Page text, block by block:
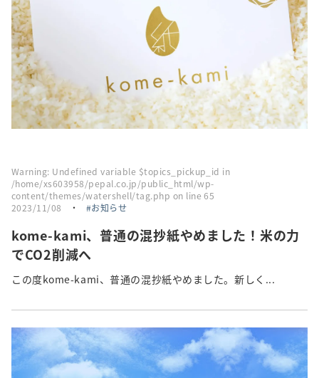
Warning: Undefined variable $topics_pickup_id in
/home/xs603958/pepal.co.jp/public_html/wp-
content/themes/watershell/tag.php on line65
2023/11/08
・ お知らせ
kome-kami、普通の混抄紙やめました！米の力
でCO2削減へ
この度kome-kami、普通の混抄紙やめました。新しく...